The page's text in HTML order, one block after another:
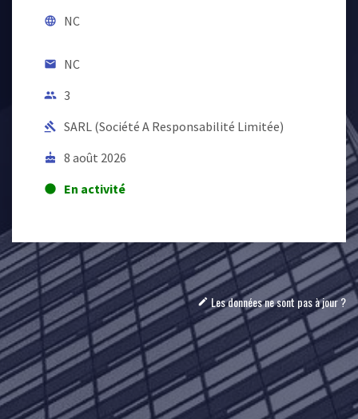
language NC
email NC
people 3
gavel SARL (Société A Responsabilité Limitée)
cake 8 août 2026
lens En activité
mode_edit Les données ne sont pas à jour ?